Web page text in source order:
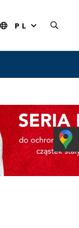
PL